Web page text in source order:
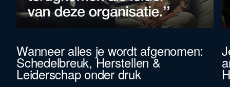
Wanneer alles je wordt afgenomen:
Schedelbreuk, Herstellen &
Leiderschap onder druk